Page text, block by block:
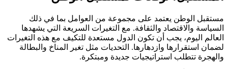
مستقبل الوطن يعتمد على مجموعة من العوامل بما في ذلك
السياسة والاقتصاد والثقافة. مع التغيرات السريعة التي يشهدها
العالم اليوم، يجب أن تكون الدول مستعدة للتكيف مع هذه التغيرات
لضمان استقرارها وازدهارها. التحديات مثل تغير المناخ والبطالة
والهجرة تتطلب استراتيجيات جديدة ومبتكرة.